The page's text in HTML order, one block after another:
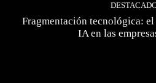
Fragmentación tecnológica:
IA en las